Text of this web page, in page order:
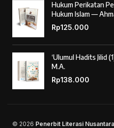
Hukum Perikatan
Hukum Islam —
Rp125.000
‘Ulumul Hadits Jilid
M.A.
Rp138.000
© 2026 Penerbit Literasi Nusantara